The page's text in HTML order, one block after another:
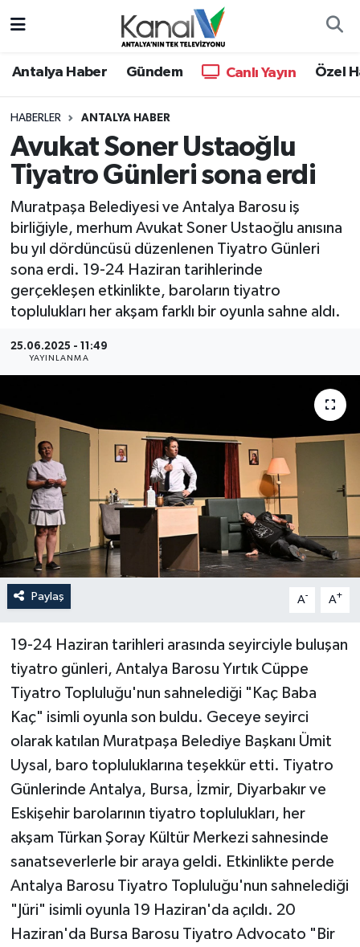
Antalya Haber Gündem Canlı Yayın Özel
HABERLER ANTALYA HABER
Avukat Soner Ustaoğlu
Tiyatro Günleri sona erdi
Muratpaşa Belediyesi ve Antalya Barosu iş
birliğiyle, merhum Avukat Soner Ustaoğlu anısına
bu yıl dördüncüsü düzenlenen Tiyatro Günleri
sona erdi. 19-24 Haziran tarihlerinde
gerçekleşen etkinlikte, baroların tiyatro
toplulukları her akşam farklı bir oyunla sahne aldı.
25.06.2025 - 11:49
YAYINLANMA
Paylaş A- A+
19-24 Haziran tarihleri arasında seyirciyle buluşan
tiyatro günleri, Antalya Barosu Yırtık Cüppe
Tiyatro Topluluğu'nun sahnelediği "Kaç Baba
Kaç" isimli oyunla son buldu. Geceye seyirci
olarak katılan Muratpaşa Belediye Başkanı Ümit
Uysal, baro topluluklarına teşekkür etti. Tiyatro
Günlerinde Antalya, Bursa, İzmir, Diyarbakır ve
Eskişehir barolarının tiyatro toplulukları, her
akşam Türkan Şoray Kültür Merkezi sahnesinde
sanatseverlerle bir araya geldi. Etkinlikte perde
Antalya Barosu Tiyatro Topluluğu'nun sahnelediği
"Jüri" isimli oyunla 19 Haziran'da açıldı. 20
Haziran'da Bursa Barosu Tiyatro Advocato "Bir
Antalya Haber
Dünya
Eğitim
Ekonomi
Gündem
Günün Manşetleri
Haber Kuşakları
KANALV Spor
Kültür Sanat
Magazin
Öğle Bülteni
Sağlık
Sosyal medya
Spor
Teknoloji
Televizyon
Turizm
Yaşam
Hava Durumu
Trafik Durumu
Süper Lig Puan Durumu ve Fikstür
Tüm Manşetler
Son Dakika Haberleri
Haber Arşivi